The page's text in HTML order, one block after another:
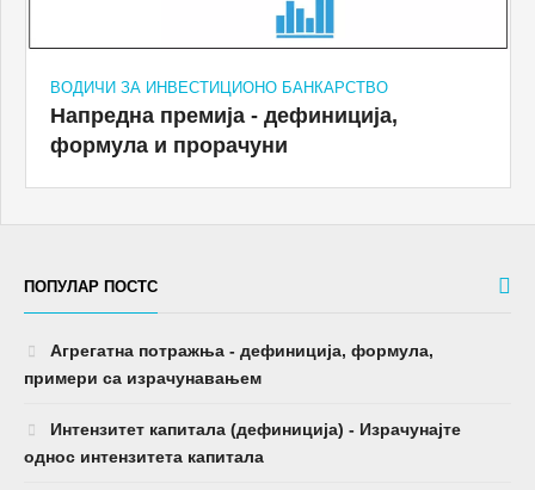
ВОДИЧИ ЗА ИНВЕСТИЦИОНО БАНКАРСТВО
Напредна премија - дефиниција,
формула и прорачуни
ПОПУЛАР ПОСТС
Агрегатна потражња - дефиниција, формула,
примери са израчунавањем
Интензитет капитала (дефиниција) - Израчунајте
однос интензитета капитала